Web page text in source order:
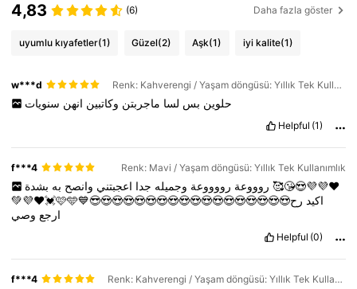
4,83 (6) Daha fazla göster
uyumlu kıyafetler(1) Güzel(2) Aşk(1) iyi kalite(1)
w***d Renk: Kahverengi / Yaşam döngüsü: Yıllık Tek Kullanımlık
حلوين بس لسا ماجربتن وكاتبين انهن سنويات
Helpful (1)
f***4 Renk: Mavi / Yaşam döngüsü: Yıllık Tek Kullanımlık
روووعة رووووعة وجميله جدا اعجبتني وانصح به
🥰😘😍💜💜❤️
💚💜❤️💓🩷🩵💙😎😍😍😍😍😍😍😍😍😍😍😍😍😍😍😍😍😍اكيد رح
ارجع وصي
Helpful (0)
f***4 Renk: Kahverengi / Yaşam döngüsü: Yıllık Tek Kullanımlık